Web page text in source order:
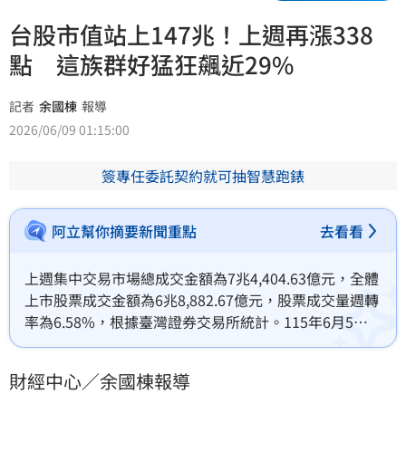
台股市值站上147兆！上週再漲338
點 這族群好猛狂飆近29%
記者 余國棟 報導
2026/06/09 01:15:00
簽專任委託契約就可抽智慧跑錶
阿立幫你摘要新聞重點 去看看
上週集中交易市場總成交金額為7兆4,404.63億元，全體
上市股票成交金額為6兆8,882.67億元，股票成交量週轉
率為6.58%，根據臺灣證券交易所統計。115年6月5日
發行量加權股價指數收盤為45,070.94點，較(115年5月
產業別指數方面，漲幅以數位雲端類指數上漲28.86%為
財經中心／余國棟報導